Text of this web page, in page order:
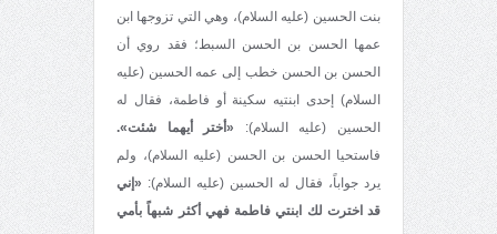
بنت الحسين (عليه السلام)، وهي التي تزوجها ابن
عمها الحسن بن الحسن السبط؛ فقد روي أن
الحسن بن الحسن خطب إلى عمه الحسين (عليه
السلام) إحدى ابنتيه سكينة أو فاطمة، فقال له
الحسين (عليه السلام): «أختر أيهما شئت».
فاستحيا الحسن بن الحسن (عليه السلام)، ولم
يرد جواباً، فقال له الحسين (عليه السلام): «إني
قد اخترت لك ابنتي فاطمة فهي أكثر شبهاً بأمي